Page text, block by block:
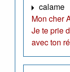
calame
Mon cher
Je te prie
avec ton